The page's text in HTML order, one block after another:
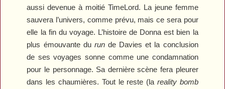
aussi devenue à moitié TimeLord. La jeune femme
sauvera l’univers, comme prévu, mais ce sera pour
elle la fin du voyage. L’histoire de Donna est bien la
plus émouvante du runde Davies et la conclusion
de ses voyages sonne comme une condamnation
pour le personnage. Sa dernière scène fera pleurer
dans les chaumières. Tout le reste (la reality bomb